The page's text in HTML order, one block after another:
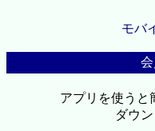
モバ
アプリを使うと
ダウ